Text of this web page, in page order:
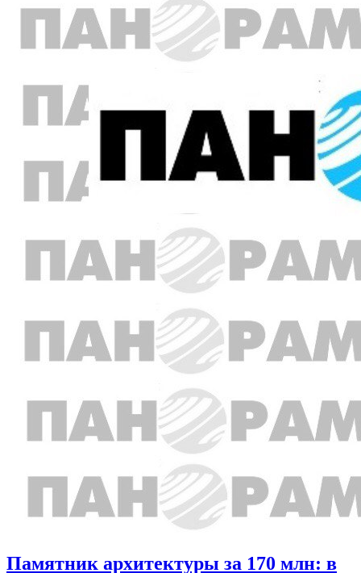
Памятник архитектуры за 170 млн: в